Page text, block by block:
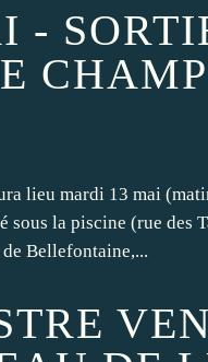
lieu mardi 13 mai
sous la piscine (rue des
Bellefontaine,...